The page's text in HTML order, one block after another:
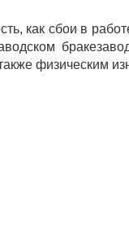
как сбои в
физическим